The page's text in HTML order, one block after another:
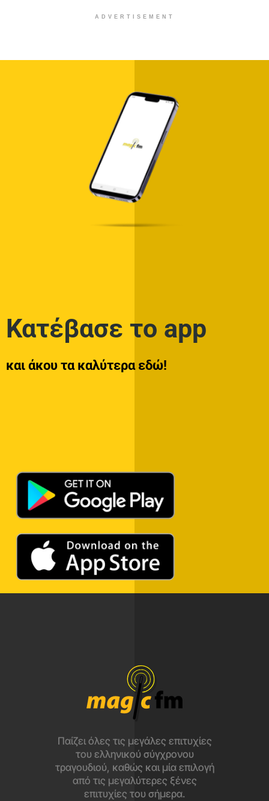
ADVERTISEMENT
Κατέβασε το app
και άκου τα καλύτερα εδώ!
Παίζει όλες τις μεγάλες επιτυχίες
του ελληνικού σύγχρονου
τραγουδιού, καθώς και μία επιλογή
από τις μεγαλύτερες ξένες
επιτυχίες του σήμερα.